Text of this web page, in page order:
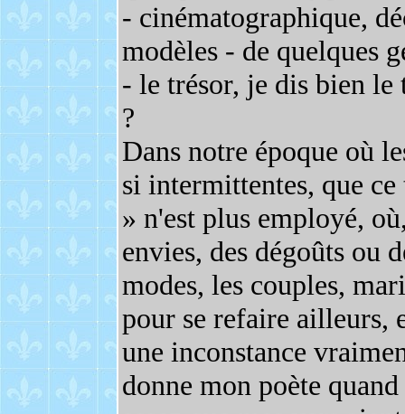
- cinématographique,
modèles - de quelques
- le trésor, je dis bien le
?
Dans notre époque où
si intermittentes, que
» n'est plus employé,
envies, des dégoûts ou
modes, les couples,
pour se refaire ailleurs,
une inconstance
donne mon poète